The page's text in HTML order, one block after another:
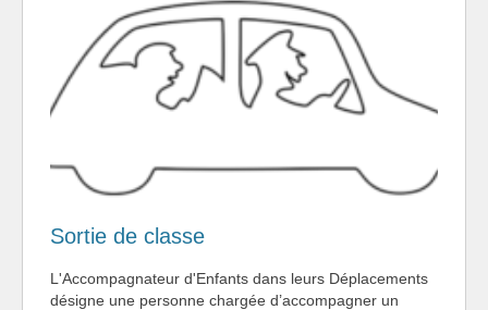
Sortie de classe
L'Accompagnateur d'Enfants dans leurs Déplacements
désigne une personne chargée d’accompagner un